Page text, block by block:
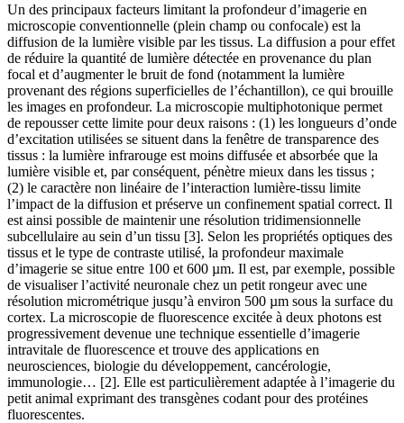
Un des principaux facteurs limitant la profondeur d’imagerie en
microscopie conventionnelle (plein champ ou confocale) est la
diffusion de la lumière visible par les tissus. La diffusion a pour effet
de réduire la quantité de lumière détectée en provenance du plan
focal et d’augmenter le bruit de fond (notamment la lumière
provenant des régions superficielles de l’échantillon), ce qui brouille
les images en profondeur. La microscopie multiphotonique permet
de repousser cette limite pour deux raisons : (1) les longueurs d’onde
d’excitation utilisées se situent dans la fenêtre de transparence des
tissus : la lumière infrarouge est moins diffusée et absorbée que la
lumière visible et, par conséquent, pénètre mieux dans les tissus ;
(2) le caractère non linéaire de l’interaction lumière-tissu limite
l’impact de la diffusion et préserve un confinement spatial correct. Il
est ainsi possible de maintenir une résolution tridimensionnelle
subcellulaire au sein d’un tissu [3]. Selon les propriétés optiques des
tissus et le type de contraste utilisé, la profondeur maximale
d’imagerie se situe entre 100 et 600 µm. Il est, par exemple, possible
de visualiser l’activité neuronale chez un petit rongeur avec une
résolution micrométrique jusqu’à environ 500 µm sous la surface du
cortex. La microscopie de fluorescence excitée à deux photons est
progressivement devenue une technique essentielle d’imagerie
intravitale de fluorescence et trouve des applications en
neurosciences, biologie du développement, cancérologie,
immunologie… [2]. Elle est particulièrement adaptée à l’imagerie du
petit animal exprimant des transgènes codant pour des protéines
fluorescentes.